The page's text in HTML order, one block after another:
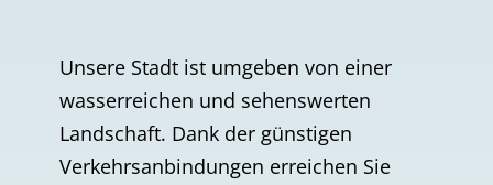
Unsere Stadt ist umgeben von einer
wasserreichen und sehenswerten
Landschaft. Dank der günstigen
Verkehrsanbindungen erreichen Sie